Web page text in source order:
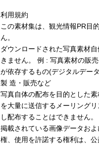
利用規約
この素材集は、観光情報PR目
ん。
ダウンロードされた写真素材
きません。 例 : 写真素材の販
が依存するもの(デジタルデー
製 造・販売など
写真自体の配布を目的とした
を大量に送信するメーリング
し配布することはできません。
掲載されている画像データお
権、使用を許諾する権利は、